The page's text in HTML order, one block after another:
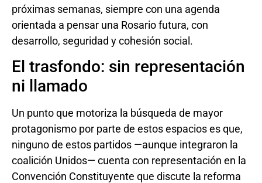
próximas semanas, siempre con una agenda
orientada a pensar una Rosario futura, con
desarrollo, seguridad y cohesión social.
El trasfondo: sin representación
ni llamado
Un punto que motoriza la búsqueda de mayor
protagonismo por parte de estos espacios es que,
ninguno de estos partidos —aunque integraron la
coalición Unidos— cuenta con representación en la
Convención Constituyente que discute la reforma